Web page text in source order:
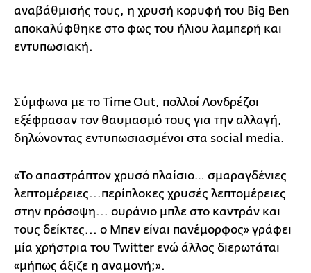
αναβάθμισής τους, η χρυσή κορυφή του Big Ben
αποκαλύφθηκε στο φως του ήλιου λαμπερή και
εντυπωσιακή.
Σύμφωνα με το Time Out, πολλοί Λονδρέζοι
εξέφρασαν τον θαυμασμό τους για την αλλαγή,
δηλώνοντας εντυπωσιασμένοι στα social media.
«Το απαστράπτον χρυσό πλαίσιο… σμαραγδένιες
λεπτομέρειες...περίπλοκες χρυσές λεπτομέρειες
στην πρόσοψη... ουράνιο μπλε στο καντράν και
τους δείκτες... ο Μπεν είναι πανέμορφος» γράφει
μία χρήστρια του Twitter ενώ άλλος διερωτάται
«μήπως άξιζε η αναμονή;».